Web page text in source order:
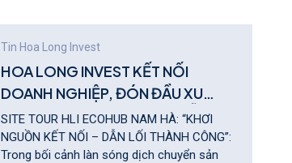
Tin Hoa Long Invest
HOA LONG INVEST KẾT NỐI
DOANH NGHIỆP, ĐÓN ĐẦU XU
HƯỚNG NHÀ XƯỞNG XÂY SẴN TẠI
PHÍA NAM
SITE TOUR HLI ECOHUB NAM HÀ: “KHƠI
NGUỒN KẾT NỐI – DẪN LỐI THÀNH CÔNG”:
Trong bối cảnh làn sóng dịch chuyển sản